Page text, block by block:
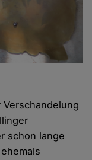
schon lange